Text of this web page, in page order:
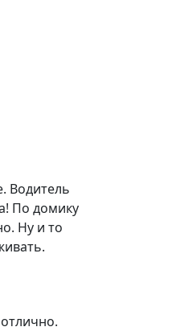
Водитель
По домику
Ну и то